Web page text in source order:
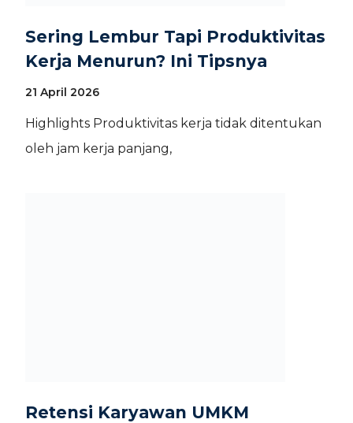
Sering Lembur Tapi Produktivitas
Kerja Menurun? Ini Tipsnya
21 April 2026
Highlights Produktivitas kerja tidak ditentukan
oleh jam kerja panjang,
Retensi Karyawan UMKM